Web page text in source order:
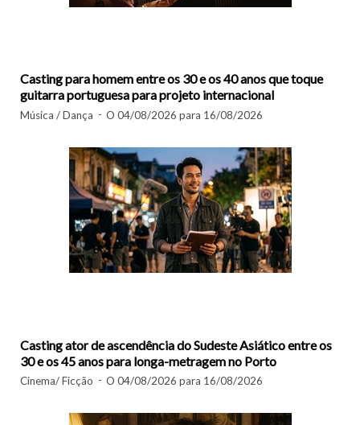
Casting para homem entre os 30 e os 40 anos que toque
guitarra portuguesa para projeto internacional
Música / Dança O 04/08/2026 para 16/08/2026
Casting ator de ascendência do Sudeste Asiático entre os
30 e os 45 anos para longa-metragem no Porto
Cinema/ Ficção O 04/08/2026 para 16/08/2026